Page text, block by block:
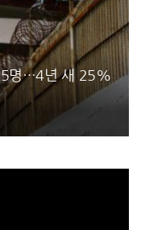
명…4년 새 25%